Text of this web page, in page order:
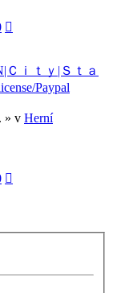
Ｃｉｔｙ|Ｓｔａ
Paypal
» v Herní